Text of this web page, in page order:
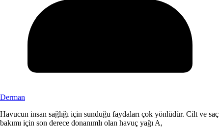
Derman
Havucun insan sağlığı için sunduğu faydaları çok yönlüdür. Cilt ve saç
bakımı için son derece donanımlı olan havuç yağı A,